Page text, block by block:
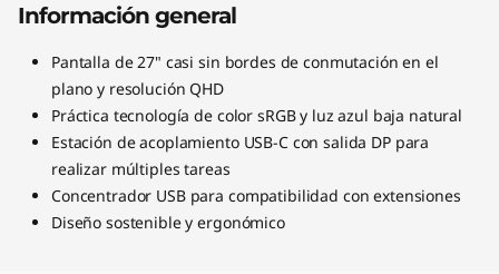
Información general
Pantalla de 27" casi sin bordes de conmutación en el
plano y resolución QHD
Práctica tecnología de color sRGB y luz azul baja natural
Estación de acoplamiento USB-C con salida DP para
realizar múltiples tareas
Concentrador USB para compatibilidad con extensiones
Diseño sostenible y ergonómico